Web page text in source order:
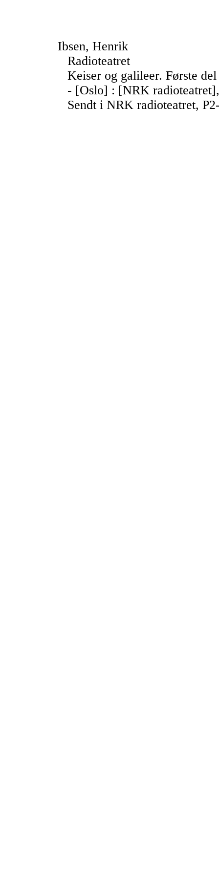
Ibsen, Henrik
Radioteatret
Keiser og galileer. Første
- [Oslo] : [NRK
Sendt i NRK radioteatret,